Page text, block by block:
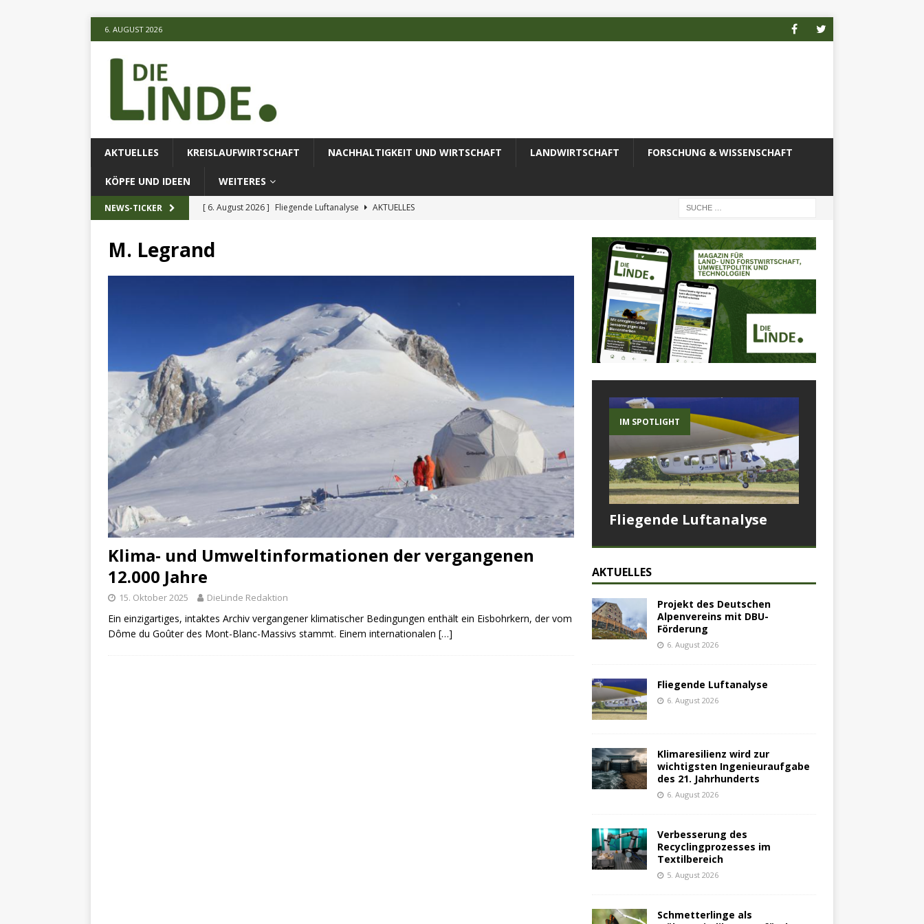
6. AUGUST 2026
AKTUELLES KREISLAUFWIRTSCHAFT NACHHALTIGKEIT UND WIRTSCHAFT LANDWIRTSCHAFT FORSCHUNG & WISSENSCHAFT
KÖPFE UND IDEEN WEITERES
NEWS-TICKER [ 6. August 2026 ] Fliegende Luftanalyse
AKTUELLES
[ 6. August 2026 ] Projekt des Deutschen Alpenvereins mit DBU-Förderung AKTUELLES
M. Legrand
Klima- und Umweltinformationen der vergangenen
12.000 Jahre
15. Oktober 2025 DieLinde Redaktion
Ein einzigartiges, intaktes Archiv vergangener klimatischer Bedingungen enthält ein Eisbohrkern, der vom
Dôme du Goûter des Mont-Blanc-Massivs stammt. Einem internationalen […]
IM SPOTLIGHT
Fliegende Luftanalyse
AKTUELLES
Projekt des Deutschen
Alpenvereins mit DBU-
Förderung
6. August 2026
Fliegende Luftanalyse
6. August 2026
Klimaresilienz wird zur
wichtigsten Ingenieuraufgabe
des 21. Jahrhunderts
6. August 2026
Verbesserung des
Recyclingprozesses im
Textilbereich
5. August 2026
Schmetterlinge als